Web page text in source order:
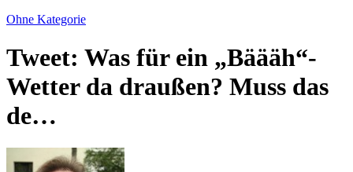
Ohne Kategorie
Tweet: Was für ein „Bäääh“-
Wetter da draußen? Muss das
de…